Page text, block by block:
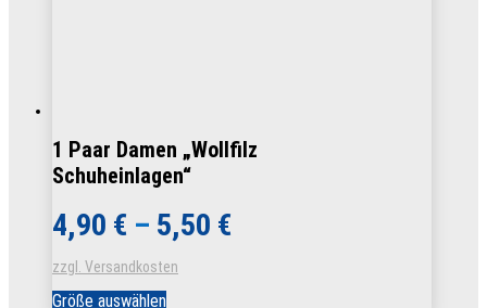
1 Paar Damen „Wollfilz
Schuheinlagen“
4,90 € – 5,50 €
zzgl. Versandkosten
Größe auswählenDieses